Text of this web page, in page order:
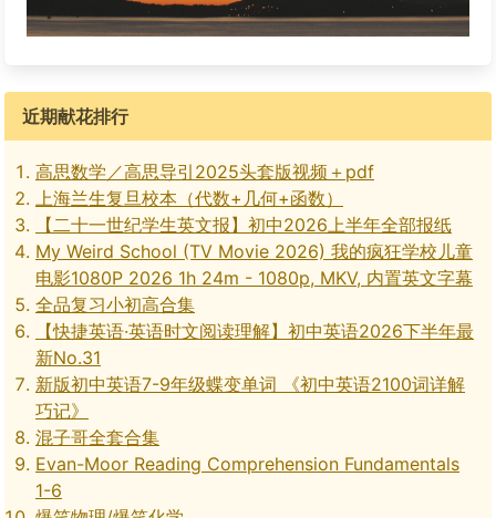
近期献花排行
高思数学／高思导引2025头套版视频＋pdf
上海兰生复旦校本（代数+几何+函数）
【二十一世纪学生英文报】初中2026上半年全部报纸
My Weird School (TV Movie 2026) 我的疯狂学校儿童
电影1080P 2026 1h 24m - 1080p, MKV, 内置英文字幕
全品复习小初高合集
【快捷英语·英语时文阅读理解】初中英语2026下半年最
新No.31
新版初中英语7-9年级蝶变单词 《初中英语2100词详解
巧记》
混子哥全套合集
Evan-Moor Reading Comprehension Fundamentals
1-6